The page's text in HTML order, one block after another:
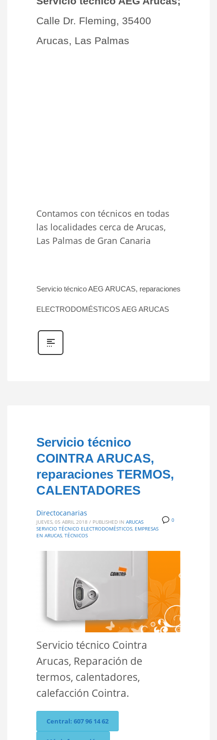
Calle Dr. Fleming, 35400
Arucas, Las Palmas
Contamos con técnicos en todas
las localidades cerca de Arucas,
Las Palmas de Gran Canaria
Servicio técnico AEG ARUCAS, reparaciones
ELECTRODOMÉSTICOS AEG ARUCAS
Servicio técnico
COINTRA ARUCAS,
reparaciones TERMOS,
CALENTADORES
0
Directocanarias
JUEVES, 05 ABRIL 2018 / PUBLISHED IN ARUCAS
SERVICIO TÉCNICO ELECTRODOMÉSTICOS EMPRESAS
EN ARUCAS TÉCNICOS
Servicio técnico Cointra
Arucas, Reparación de
termos, calentadores,
calefacción Cointra.
Central: 607 96 14 62